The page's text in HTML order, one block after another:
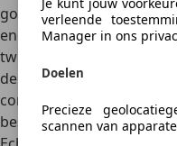
goede prijs-
enorme vraag van de
tweede generatie
de instapversie. Vooral in
concurrenten op de
besparing en de klanten
Je kunt jouw
verleende
Manager in ons
Doelen
Precieze
scannen van